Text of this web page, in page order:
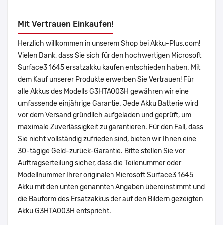
Mit Vertrauen Einkaufen!
Herzlich willkommen in unserem Shop bei Akku-Plus.com!
Vielen Dank, dass Sie sich für den hochwertigen Microsoft
Surface3 1645 ersatzakku kaufen entschieden haben. Mit
dem Kauf unserer Produkte erwerben Sie Vertrauen! Für
alle Akkus des Modells G3HTA003H gewähren wir eine
umfassende einjährige Garantie. Jede Akku Batterie wird
vor dem Versand gründlich aufgeladen und geprüft, um
maximale Zuverlässigkeit zu garantieren. Für den Fall, dass
Sie nicht vollständig zufrieden sind, bieten wir Ihnen eine
30-tägige Geld-zurück-Garantie. Bitte stellen Sie vor
Auftragserteilung sicher, dass die Teilenummer oder
Modellnummer Ihrer originalen Microsoft Surface3 1645
Akku mit den unten genannten Angaben übereinstimmt und
die Bauform des Ersatzakkus der auf den Bildern gezeigten
Akku G3HTA003H entspricht.